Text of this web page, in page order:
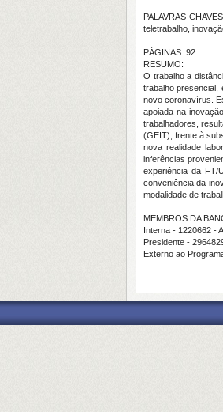
PALAVRAS-
teletrabalho,
PÁGINAS: 92
RESUMO:
O trabalho a
trabalho presencial,
novo coronavírus.
apoiada na
trabalhadores,
(GEIT), frente à
nova realidade
inferências
experiência da FT/
conveniência da
modalidade de
MEMBROS DA
Interna - 1220662 -
Presidente -
Externo ao